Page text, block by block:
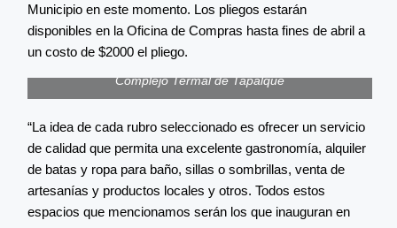
Municipio en este momento. Los pliegos estarán
disponibles en la Oficina de Compras hasta fines de abril a
un costo de $2000 el pliego.
Complejo Termal de Tapalqué
“La idea de cada rubro seleccionado es ofrecer un servicio
de calidad que permita una excelente gastronomía, alquiler
de batas y ropa para baño, sillas o sombrillas, venta de
artesanías y productos locales y otros. Todos estos
espacios que mencionamos serán los que inauguran en